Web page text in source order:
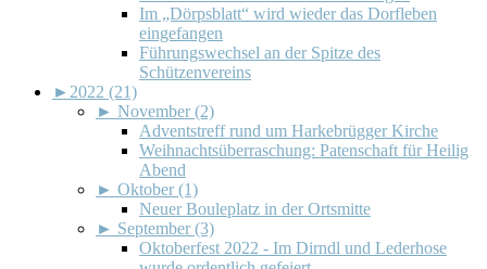
Im „Dörpsblatt“ wird wieder das Dorfleben
eingefangen
Führungswechsel an der Spitze des
Schützenvereins
► 2022 (21)
► November (2)
Adventstreff rund um Harkebrügger Kirche
Weihnachtsüberraschung: Patenschaft für Heilig
Abend
► Oktober (1)
Neuer Bouleplatz in der Ortsmitte
► September (3)
Oktoberfest 2022 - Im Dirndl und Lederhose